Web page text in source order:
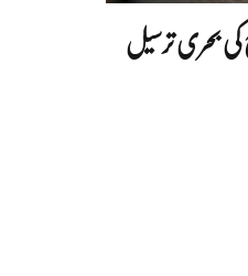
کی بحری ترسیل